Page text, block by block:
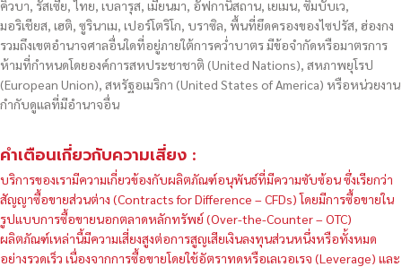
คิวบา, รัสเซีย, ไทย, เบลารุส, เมียนมา, อัฟกานิสถาน, เยเมน, ซิมบับเว,
มอริเชียส, เฮติ, ซูรินาเม, เปอร์โตริโก, บราซิล, พื้นที่ยึดครองของไซปรัส, ฮ่องกง
รวมถึงเขตอำนาจศาลอื่นใดที่อยู่ภายใต้การคว่ำบาตร มีข้อจำกัดหรือมาตรการ
ห้ามที่กำหนดโดยองค์การสหประชาชาติ (United Nations), สหภาพยุโรป
(European Union), สหรัฐอเมริกา (United States of America) หรือหน่วยงาน
กำกับดูแลที่มีอำนาจอื่น
คำเตือนเกี่ยวกับความเสี่ยง :
บริการของเรามีความเกี่ยวข้องกับผลิตภัณฑ์อนุพันธ์ที่มีความซับซ้อน ซึ่งเรียกว่า
สัญญาซื้อขายส่วนต่าง (Contracts for Difference – CFDs) โดยมีการซื้อขายใน
รูปแบบการซื้อขายนอกตลาดหลักทรัพย์ (Over-the-Counter – OTC)
ผลิตภัณฑ์เหล่านี้มีความเสี่ยงสูงต่อการสูญเสียเงินลงทุนส่วนหนึ่งหรือทั้งหมด
อย่างรวดเร็ว เนื่องจากการซื้อขายโดยใช้อัตราทดหรือเลเวอเรจ (Leverage) และ